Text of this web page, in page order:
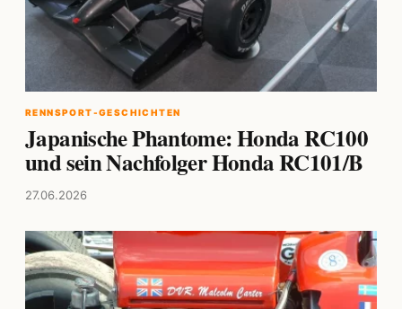
RENNSPORT-GESCHICHTEN
Japanische Phantome: Honda RC100
und sein Nachfolger Honda RC101/B
27.06.2026